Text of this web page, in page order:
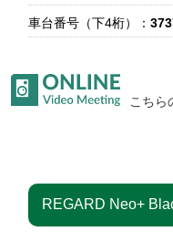
車台番号（下4桁）：
こちら
REGARD Neo+